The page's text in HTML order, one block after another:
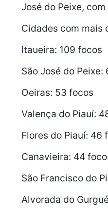
José do Peixe,
Cidades com mais
Itaueira: 109 focos
São José do Peixe:
Oeiras: 53 focos
Valença do Piauí:
Flores do Piauí: 46
Canavieira: 44
São Francisco do
Alvorada do